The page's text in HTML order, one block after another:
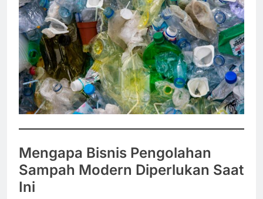
Mengapa Bisnis Pengolahan
Sampah Modern Diperlukan Saat
Ini